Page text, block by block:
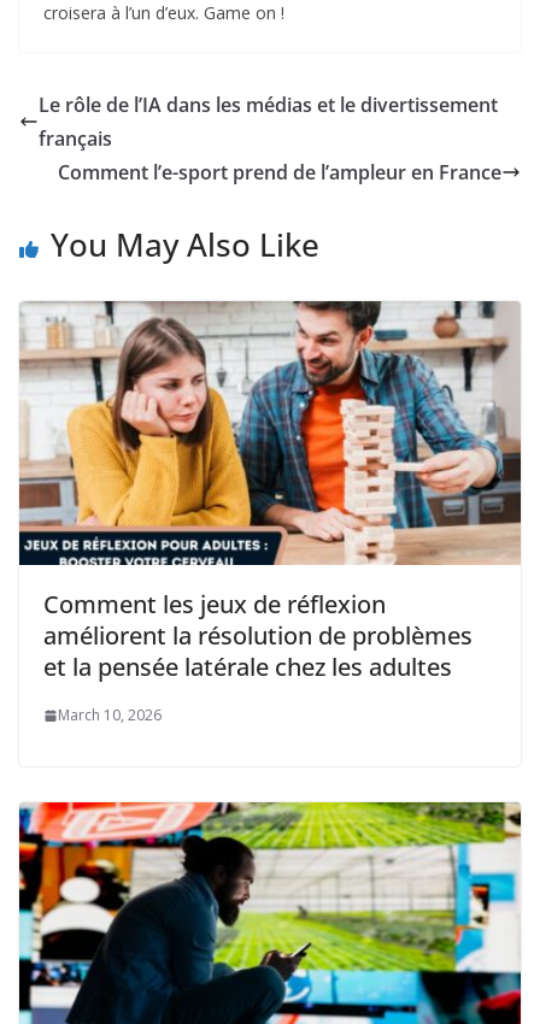
croisera à l’un d’eux. Game on !
Le rôle de l’IA dans les médias et le divertissement
français
Comment l’e-sport prend de l’ampleur en France
You May Also Like
Comment les jeux de réflexion
améliorent la résolution de problèmes
et la pensée latérale chez les adultes
March 10, 2026